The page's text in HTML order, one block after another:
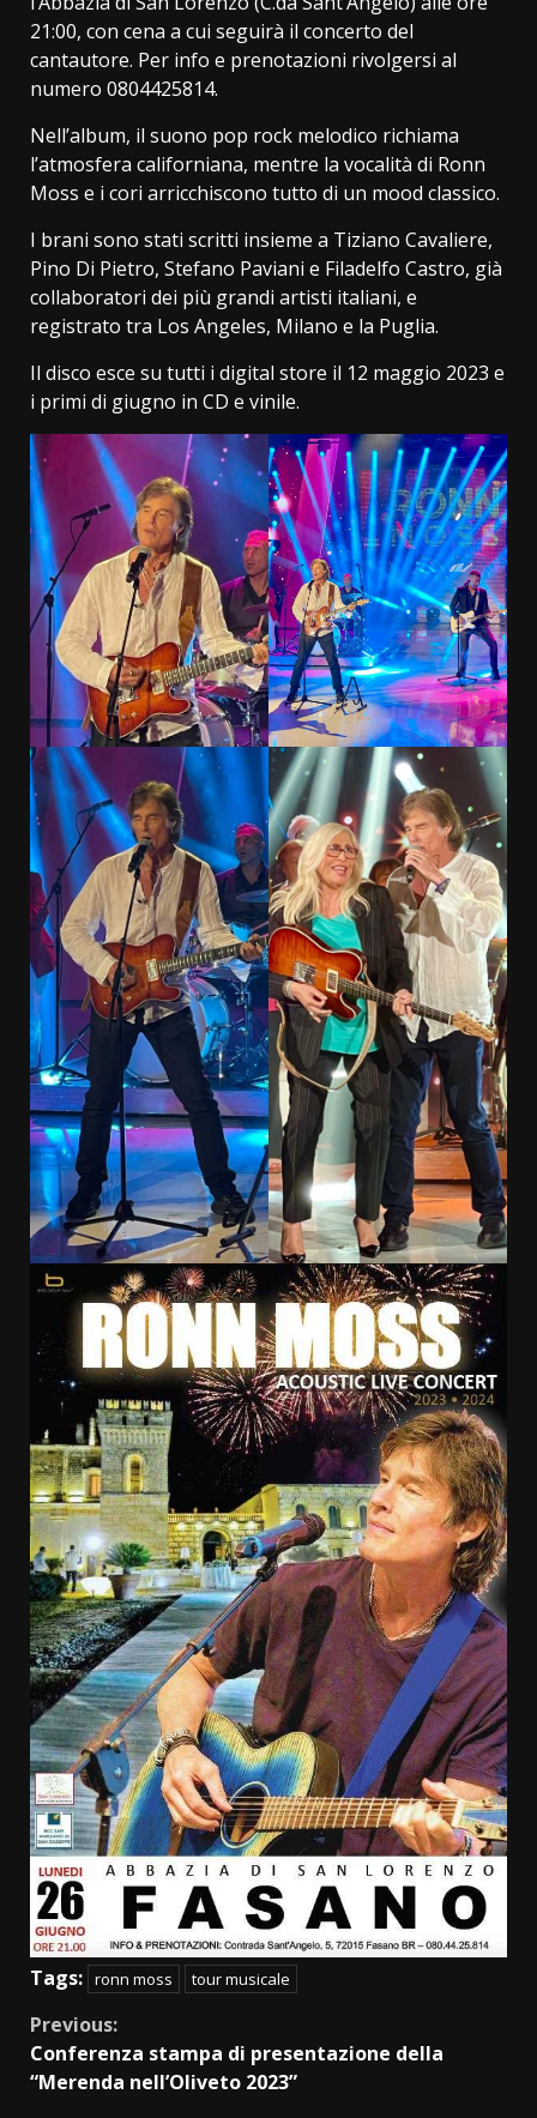
21:00, con cena a cui seguirà il concerto del
cantautore. Per info e prenotazioni rivolgersi al
numero 0804425814.
Nell’album, il suono pop rock melodico richiama
l’atmosfera californiana, mentre la vocalità di Ronn
Moss e i cori arricchiscono tutto di un mood classico.
I brani sono stati scritti insieme a Tiziano Cavaliere,
Pino Di Pietro, Stefano Paviani e Filadelfo Castro, già
collaboratori dei più grandi artisti italiani, e
registrato tra Los Angeles, Milano e la Puglia.
Il disco esce su tutti i digital store il 12 maggio 2023 e
i primi di giugno in CD e vinile.
Tags: ronn moss tour musicale
Continue
Reading
Previous:
Conferenza stampa di presentazione della
“Merenda nell’Oliveto 2023”